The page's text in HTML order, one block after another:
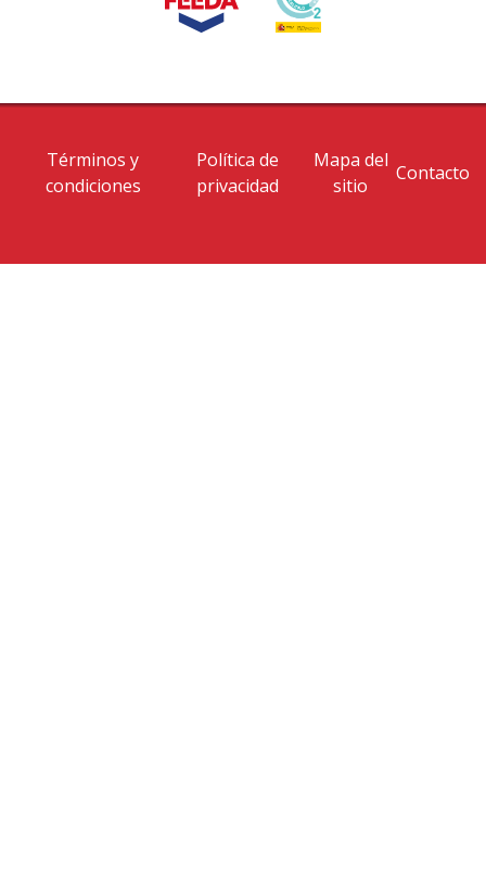
Términos y
condiciones
Política de
privacidad
Mapa del
sitio
Contacto